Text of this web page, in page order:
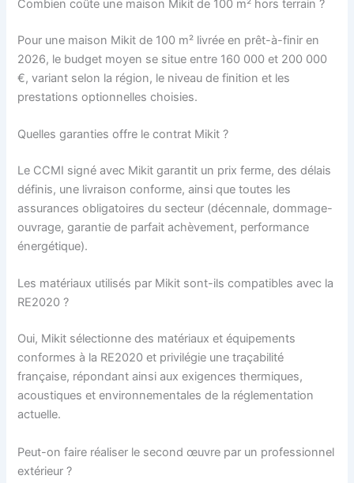
Combien coûte une maison Mikit de 100 m² hors terrain ?
Pour une maison Mikit de 100 m² livrée en prêt-à-finir en
2026, le budget moyen se situe entre 160 000 et 200 000
€, variant selon la région, le niveau de finition et les
prestations optionnelles choisies.
Quelles garanties offre le contrat Mikit ?
Le CCMI signé avec Mikit garantit un prix ferme, des délais
définis, une livraison conforme, ainsi que toutes les
assurances obligatoires du secteur (décennale, dommage-
ouvrage, garantie de parfait achèvement, performance
énergétique).
Les matériaux utilisés par Mikit sont-ils compatibles avec la
RE2020 ?
Oui, Mikit sélectionne des matériaux et équipements
conformes à la RE2020 et privilégie une traçabilité
française, répondant ainsi aux exigences thermiques,
acoustiques et environnementales de la réglementation
actuelle.
Peut-on faire réaliser le second œuvre par un professionnel
extérieur ?